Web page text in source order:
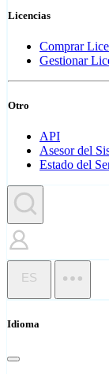
Licencias
Comprar
Gestionar
Otro
API
Asesor del
Estado del
ES
Idioma